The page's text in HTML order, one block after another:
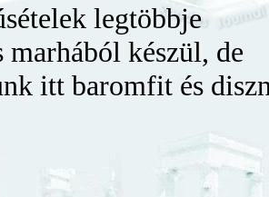
legtöbbje
marhából készül, de
itt baromfit és